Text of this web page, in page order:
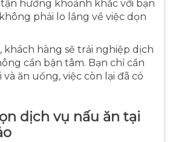
hưởng khoảnh khắc với bạn
phải lo lắng về việc dọn
khách hàng sẽ trải nghiệp dịch
cần bận tâm. Bạn chỉ cần
ăn uống, việc còn lại đã có
dịch vụ nấu ăn tại